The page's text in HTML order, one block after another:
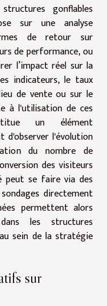
gonflables
sur une analyse
de retour sur
de performance, ou
l’impact réel sur la
indicateurs, le taux
de vente ou sur le
à l'utilisation de ces
un élément
d'observer l'évolution
du nombre de
des visiteurs
peut se faire via des
directement
permettent alors
les structures
sein de la stratégie
sur